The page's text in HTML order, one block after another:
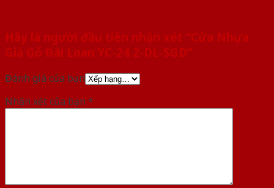
Hãy là người đầu tiên nhận xét “Cửa Nhựa
Giả Gỗ Đài Loan YC-24 2-DL-SGD”
Đánh giá của bạn
Nhận xét của bạn *